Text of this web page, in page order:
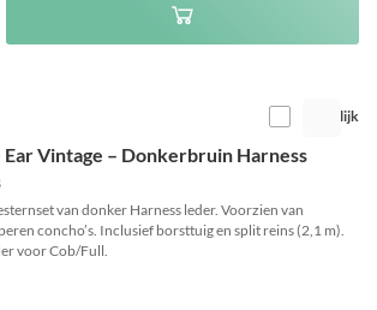
Vergelijk
Vintage – Donkerbruin Harness
van donker Harness leder. Voorzien van
concho’s. Inclusief borsttuig en split reins (2,1 m).
voor Cob/Full.